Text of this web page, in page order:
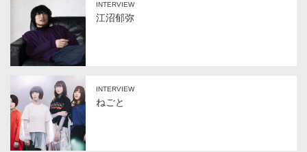
INTERVIEW
江沼郁弥
INTERVIEW
ねごと